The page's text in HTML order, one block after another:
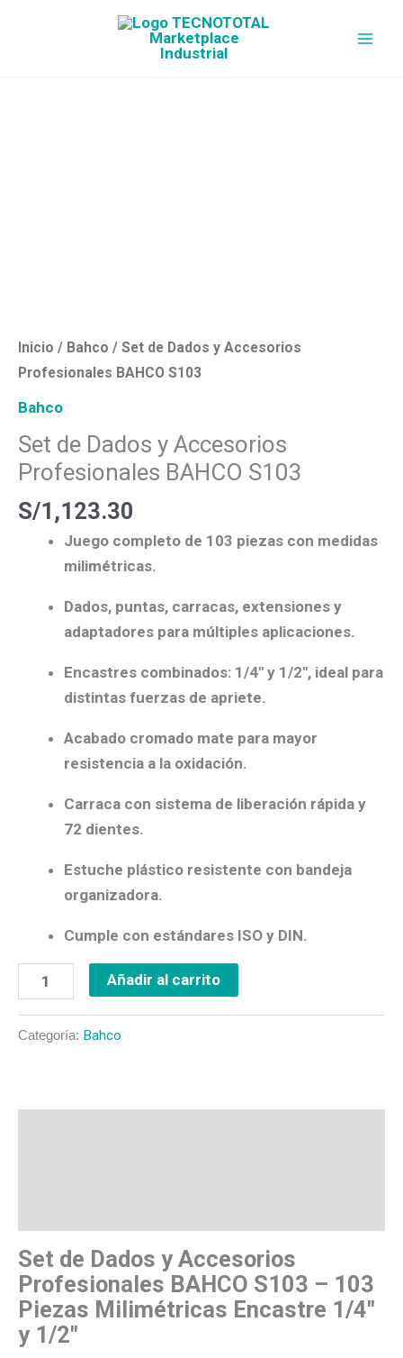
Inicio / Bahco / Set de Dados y Accesorios
Profesionales BAHCO S103
Bahco
Set de Dados y Accesorios
Profesionales BAHCO S103
S/1,123.30
Juego completo de 103 piezas con medidas
milimétricas.
Dados, puntas, carracas, extensiones y
adaptadores para múltiples aplicaciones.
Encastres combinados: 1/4″ y 1/2″, ideal para
distintas fuerzas de apriete.
Acabado cromado mate para mayor
resistencia a la oxidación.
Carraca con sistema de liberación rápida y
72 dientes.
Estuche plástico resistente con bandeja
organizadora.
Cumple con estándares ISO y DIN.
Añadir al carrito
Categoría: Bahco
Set de Dados y Accesorios
Profesionales BAHCO S103 – 103
Piezas Milimétricas Encastre 1/4″
y 1/2″